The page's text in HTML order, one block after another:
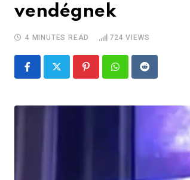
vendégnek
4 MINUTES READ 724 VIEWS
PinterestWhatsappReddit